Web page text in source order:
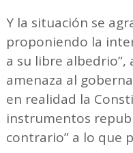
Y la situación se
proponiendo la
a su libre albedrio”,
amenaza al
en realidad la
instrumentos
contrario” a lo que